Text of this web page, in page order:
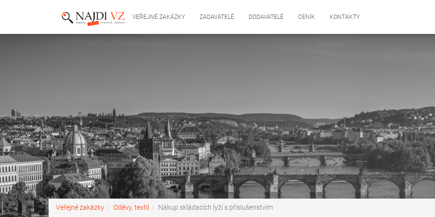
VEŘEJNÉ ZAKÁZKY ZADAVATELÉ DODAVATELÉ CENÍK KONTAKTY
Veřejné zakázky Oděvy, textil Nákup skládacích lyží s příslušenstvím